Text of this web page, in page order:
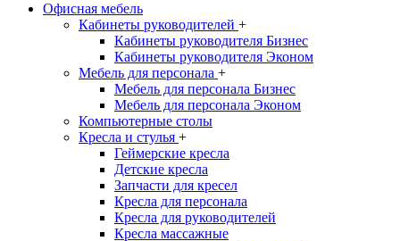
Офисная мебель
Кабинеты руководителей +
Кабинеты руководителя Бизнес
Кабинеты руководителя Эконом
Мебель для персонала +
Мебель для персонала Бизнес
Мебель для персонала Эконом
Компьютерные столы
Кресла и стулья +
Геймерские кресла
Детские кресла
Запчасти для кресел
Кресла для персонала
Кресла для руководителей
Кресла массажные